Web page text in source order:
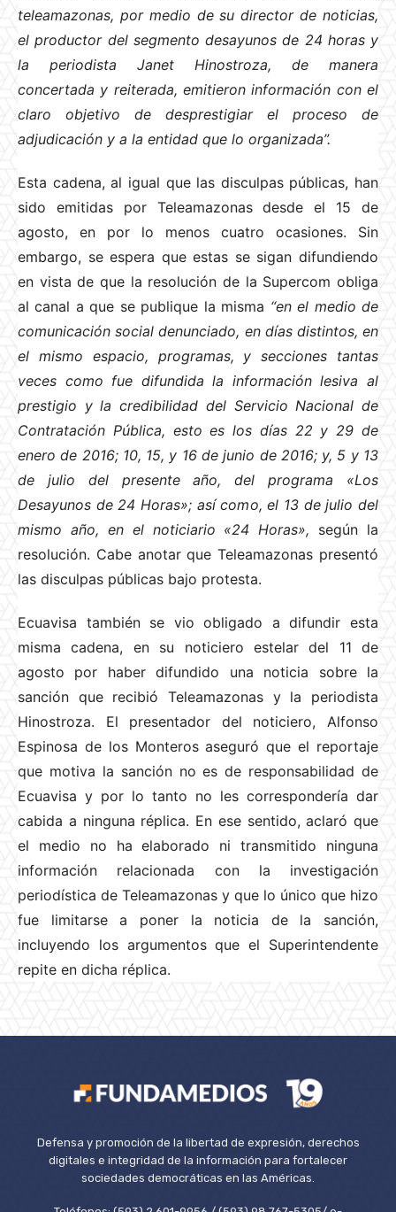
teleamazonas, por medio de su director de noticias,
el productor del segmento desayunos de 24 horas y
la periodista Janet Hinostroza, de manera
concertada y reiterada, emitieron información con el
claro objetivo de desprestigiar el proceso de
adjudicación y a la entidad que lo organizada”.
Esta cadena, al igual que las disculpas públicas, han
sido emitidas por Teleamazonas desde el 15 de
agosto, en por lo menos cuatro ocasiones. Sin
embargo, se espera que estas se sigan difundiendo
en vista de que la resolución de la Supercom obliga
al canal a que se publique la misma “en el medio de
comunicación social denunciado, en días distintos, en
el mismo espacio, programas, y secciones tantas
veces como fue difundida la información lesiva al
prestigio y la credibilidad del Servicio Nacional de
Contratación Pública, esto es los días 22 y 29 de
enero de 2016; 10, 15, y 16 de junio de 2016; y, 5 y 13
de julio del presente año, del programa «Los
Desayunos de 24 Horas»; así como, el 13 de julio del
mismo año, en el noticiario «24 Horas», según la
resolución. Cabe anotar que Teleamazonas presentó
las disculpas públicas bajo protesta.
Ecuavisa también se vio obligado a difundir esta
misma cadena, en su noticiero estelar del 11 de
agosto por haber difundido una noticia sobre la
sanción que recibió Teleamazonas y la periodista
Hinostroza. El presentador del noticiero, Alfonso
Espinosa de los Monteros aseguró que el reportaje
que motiva la sanción no es de responsabilidad de
Ecuavisa y por lo tanto no les correspondería dar
cabida a ninguna réplica. En ese sentido, aclaró que
el medio no ha elaborado ni transmitido ninguna
información relacionada con la investigación
periodística de Teleamazonas y que lo único que hizo
fue limitarse a poner la noticia de la sanción,
incluyendo los argumentos que el Superintendente
repite en dicha réplica.
Defensa y promoción de la libertad de expresión, derechos
digitales e integridad de la información para fortalecer
sociedades democráticas en las Américas.